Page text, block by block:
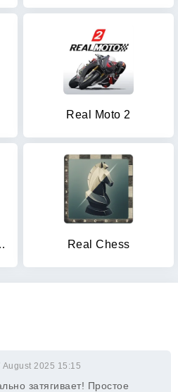
Real Moto 2
Real Chess
August 2025 15:15
затягивает! Простое